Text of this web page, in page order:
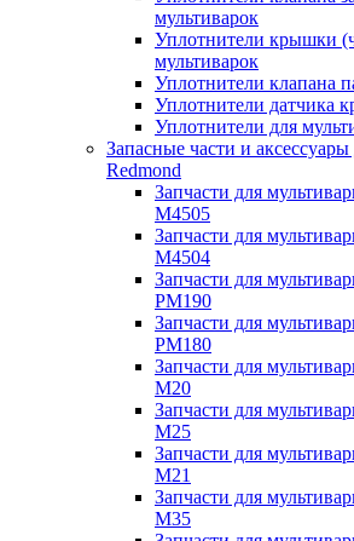
мультиварок
Уплотнители крышки
мультиварок
Уплотнители клапана
Уплотнители датчика
Уплотнители для
Запасные части и
Redmond
Запчасти для
M4505
Запчасти для
M4504
Запчасти для
PM190
Запчасти для
PM180
Запчасти для
M20
Запчасти для
M25
Запчасти для
M21
Запчасти для
M35